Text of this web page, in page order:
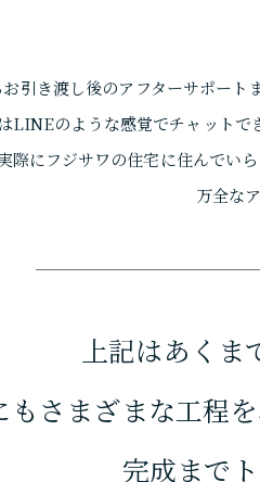
自由設
シリー
リノベ
引き渡し後のアフターサポー
LINEのような感覚でチャットで
際にフジサワの住宅に住んでい
万全な
上記はあく
もさまざまな工程を
完成まで